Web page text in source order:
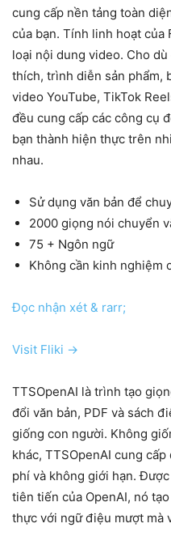
cung cấp nền tảng toàn
của bạn. Tính linh hoạt của
loại nội dung video. Cho
thích, trình diễn sản phẩm,
video YouTube, TikTok
đều cung cấp các công cụ
bạn thành hiện thực trên
nhau.
Sử dụng văn bản để
2000 giọng nói chuyển
75 + Ngôn ngữ
Không cần kinh nghiệm
Đọc nhận xét & rarr;
Visit Fliki →
TTSOpenAI là trình tạo
đổi văn bản, PDF và sách
giống con người. Không
khác, TTSOpenAI cung
phí và không giới hạn.
tiên tiến của OpenAI, nó
thực với ngữ điệu mượt mà